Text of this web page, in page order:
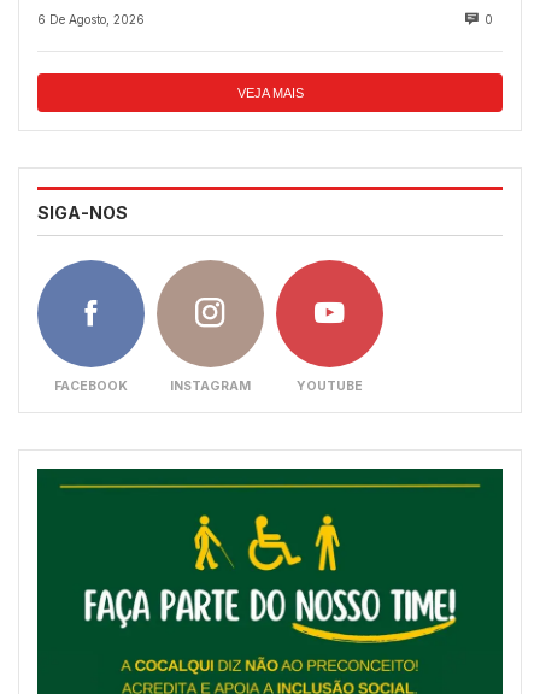
6 De Agosto, 2026 0
VEJA MAIS
SIGA-NOS
FACEBOOK INSTAGRAM YOUTUBE